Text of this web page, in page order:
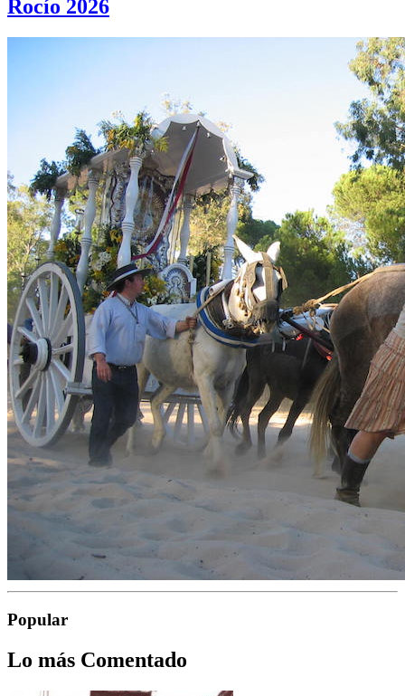
Rocío 2026
Popular
Lo más Comentado